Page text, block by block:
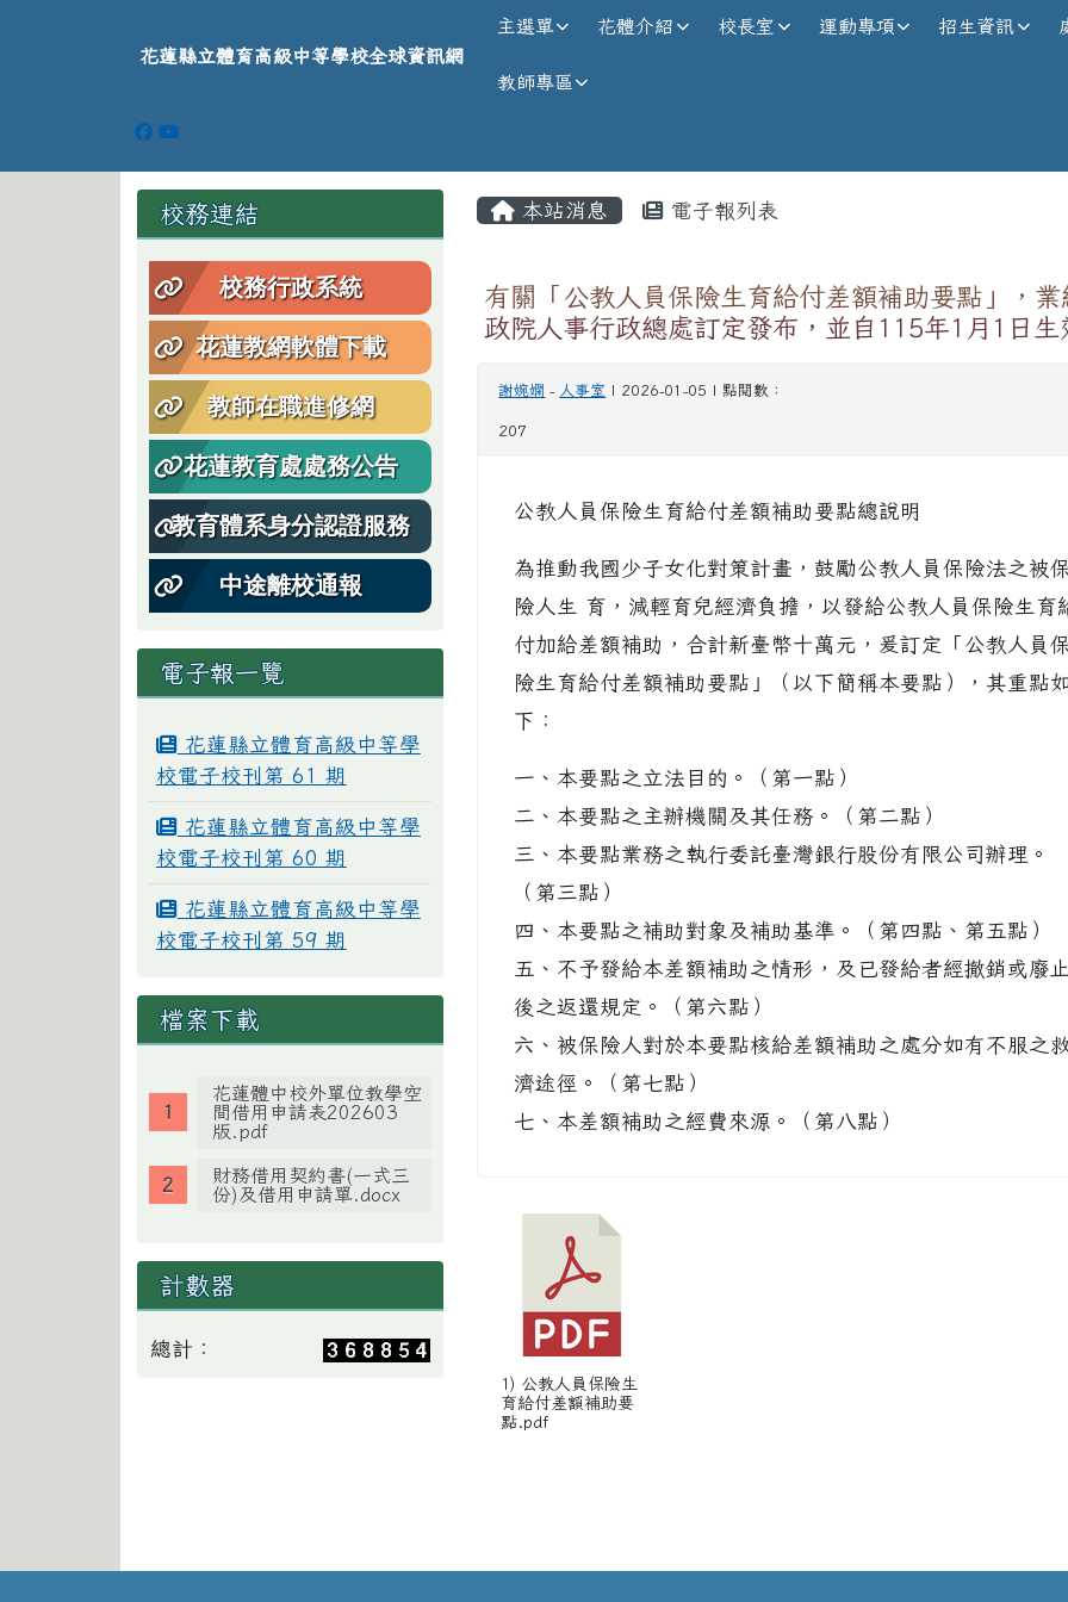
花蓮縣立體育高級中等學校全球資訊網
花蓮縣立體育高級中等學校全球資訊網
主選單 花體介紹 校長室 運動專項 招生資訊
教師專區
左邊區域內容
校務連結
校務行政系統
花蓮教網軟體下載
教師在職進修網
花蓮教育處處務公告
教育體系身分認證服務
中途離校通報
電子報一覽
花蓮縣立體育高級中等學
校電子校刊第 61 期
花蓮縣立體育高級中等學
校電子校刊第 60 期
花蓮縣立體育高級中等學
校電子校刊第 59 期
檔案下載
花蓮體中校外單位教學空
間借用申請表202603
版.pdf
財務借用契約書(一式三
份)及借用申請單.docx
計數器
總計：
主內容區域
本站消息 電子報列表
有關「公教人員保險生育給付差額補助要點」，業
政院人事行政總處訂定發布，並自115年1月1日生
謝婉嫻 - 人事室 | 2026-01-05 | 點閱數：
207
公教人員保險生育給付差額補助要點總說明
為推動我國少子女化對策計畫，鼓勵公教人員保險法之被保
險人生 育，減輕育兒經濟負擔，以發給公教人員保險生育
付加給差額補助，合計新臺幣十萬元，爰訂定「公教人員保
險生育給付差額補助要點」（以下簡稱本要點），其重點
下：
一、本要點之立法目的。（第一點）
二、本要點之主辦機關及其任務。（第二點）
三、本要點業務之執行委託臺灣銀行股份有限公司辦理。
（第三點）
四、本要點之補助對象及補助基準。（第四點、第五點）
五、不予發給本差額補助之情形，及已發給者經撤銷或廢止
後之返還規定。（第六點）
六、被保險人對於本要點核給差額補助之處分如有不服之
濟途徑。（第七點）
七、本差額補助之經費來源。（第八點）
1) 公教人員保險生
育給付差額補助要
點.pdf
頁尾區域